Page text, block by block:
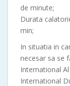
de minute;
Durata
min;
In situatia in
necesar sa se
International
International